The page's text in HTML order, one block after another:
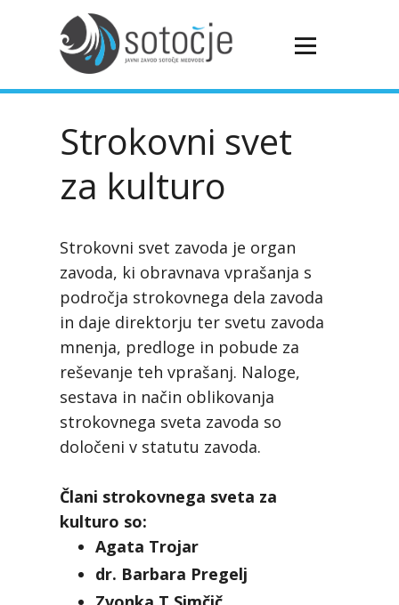
Strokovni svet
za kulturo
Strokovni svet zavoda je organ
zavoda, ki obravnava vprašanja s
področja strokovnega dela zavoda
in daje direktorju ter svetu zavoda
mnenja, predloge in pobude za
reševanje teh vprašanj. Naloge,
sestava in način oblikovanja
strokovnega sveta zavoda so
določeni v statutu zavoda.
Člani strokovnega sveta za
kulturo so:
Agata Trojar
dr. Barbara Pregelj